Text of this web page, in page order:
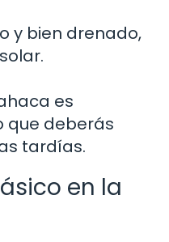
y bien drenado,
es
que deberás
tardías.
en la